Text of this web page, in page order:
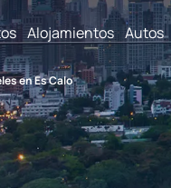
Alojamientos Autos
en Es Calo